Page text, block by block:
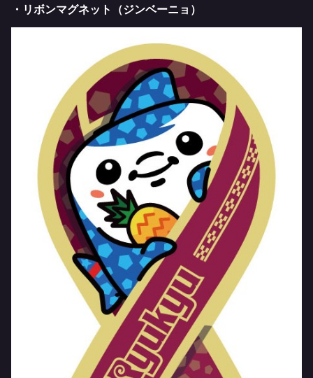
・リボンマグネット（ジンベーニョ）